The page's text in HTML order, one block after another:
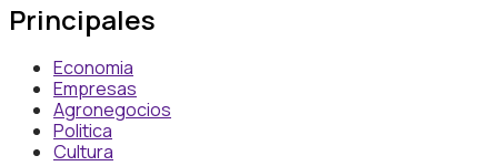
Principales
Economia
Empresas
Agronegocios
Politica
Cultura